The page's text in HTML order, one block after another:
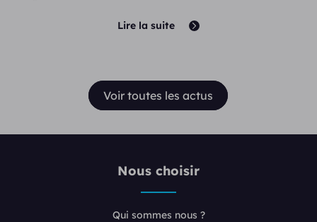
Lire la suite
Voir toutes les actus
Nous choisir
Qui sommes nous ?